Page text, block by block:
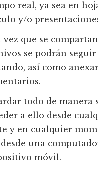
real, ya sea en
y/o
vez que se
se podrán seguir
así como
todo de manera
a ello desde
y en cualquier
desde una
móvil.